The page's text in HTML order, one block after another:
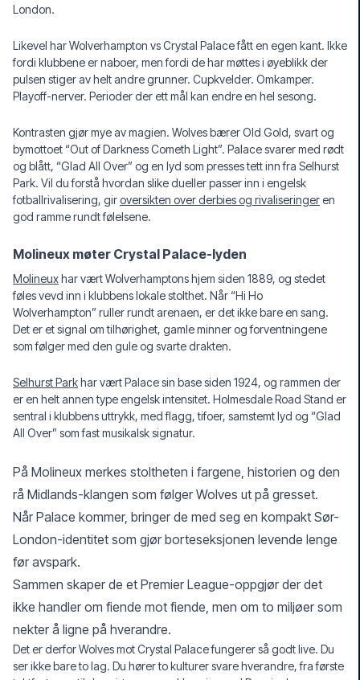
London.
Likevel har Wolverhampton vs Crystal Palace fått en egen kant. Ikke
fordi klubbene er naboer, men fordi de har møttes i øyeblikk der
pulsen stiger av helt andre grunner. Cupkvelder. Omkamper.
Playoff-nerver. Perioder der ett mål kan endre en hel sesong.
Kontrasten gjør mye av magien. Wolves bærer Old Gold, svart og
bymottoet “Out of Darkness Cometh Light”. Palace svarer med rødt
og blått, “Glad All Over” og en lyd som presses tett inn fra Selhurst
Park. Vil du forstå hvordan slike dueller passer inn i engelsk
fotballrivalisering, giroversikten over derbies og rivaliseringeren
god ramme rundt følelsene.
Molineux møter Crystal Palace-lyden
Molineuxhar vært Wolverhamptons hjem siden 1889, og stedet
føles vevd inn i klubbens lokale stolthet. Når “Hi Ho
Wolverhampton” ruller rundt arenaen, er det ikke bare en sang.
Det er et signal om tilhørighet, gamle minner og forventningene
som følger med den gule og svarte drakten.
Selhurst Parkhar vært Palace sin base siden 1924, og rammen der
er en helt annen type engelsk intensitet. Holmesdale Road Stand er
sentral i klubbens uttrykk, med flagg, tifoer, samstemt lyd og “Glad
All Over” som fast musikalsk signatur.
På Molineux merkes stoltheten i fargene, historien og den
rå Midlands-klangen som følger Wolves ut på gresset.
Når Palace kommer, bringer de med seg en kompakt Sør-
London-identitet som gjør borteseksjonen levende lenge
før avspark.
Sammen skaper de et Premier League-oppgjør der det
ikke handler om fiende mot fiende, men om to miljøer som
nekter å ligne på hverandre.
Det er derfor Wolves mot Crystal Palace fungerer så godt live. Du
ser ikke bare to lag. Du hører to kulturer svare hverandre, fra første